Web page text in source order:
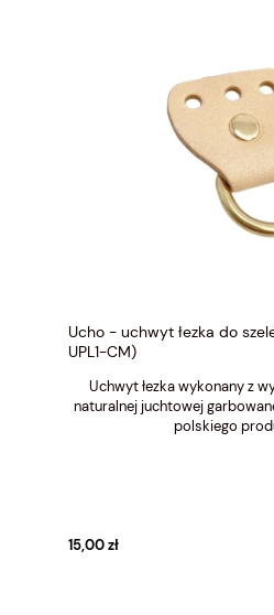
Ucho - uchwyt łezka do
UPL1-CM)
Uchwyt łezka wykonany z
naturalnej juchtowej
polskiego
15,00 zł